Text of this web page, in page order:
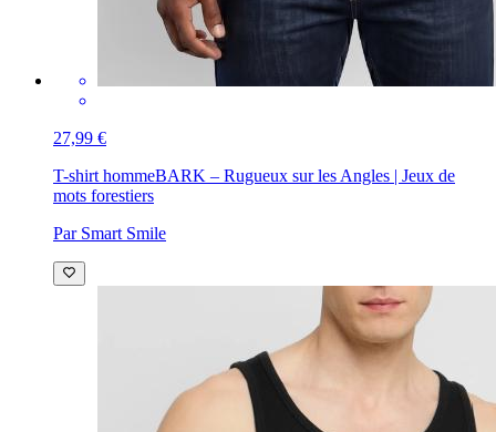
27,99 €
T-shirt hommeBARK – Rugueux sur les Angles | Jeux de
mots forestiers
Par Smart Smile